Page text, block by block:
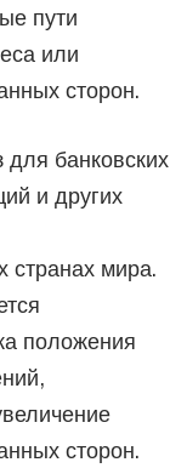
пути
или
сторон.
банковских
и других
странах мира.
положения
сторон.